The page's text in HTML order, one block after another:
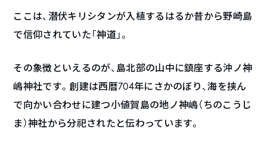
ここは、潜伏キリシタンが入植するはるか昔から野崎島
で信仰されていた「神道」。
その象徴といえるのが、島北部の山中に鎮座する沖ノ神
嶋神社です。創建は西暦704年にさかのぼり、海を挟ん
で向かい合わせに建つ小値賀島の地ノ神嶋（ちのこうじ
ま）神社から分祀されたと伝わっています。